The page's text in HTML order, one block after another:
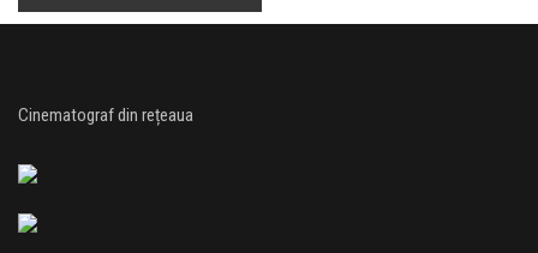
Cinematograf din rețeaua